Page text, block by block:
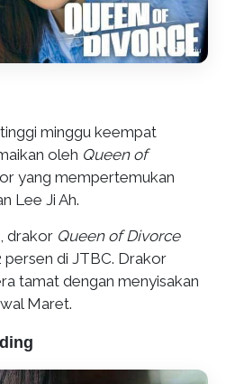
minggu keempat
oleh Queen of
yang mempertemukan
Lee Ji Ah.
drakor Queen of Divorce
di JTBC. Drakor
tamat dengan menyisakan
Maret.